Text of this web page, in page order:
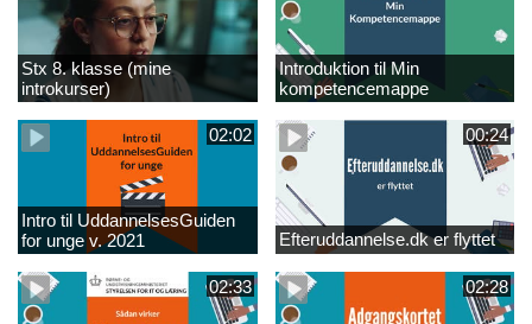
Stx 8. klasse (mine
introkurser)
Introduktion til Min
kompetencemappe
02:02
Intro til UddannelsesGuiden
for unge v. 2021
00:24
Efteruddannelse.dk er flyttet
02:33 02:28